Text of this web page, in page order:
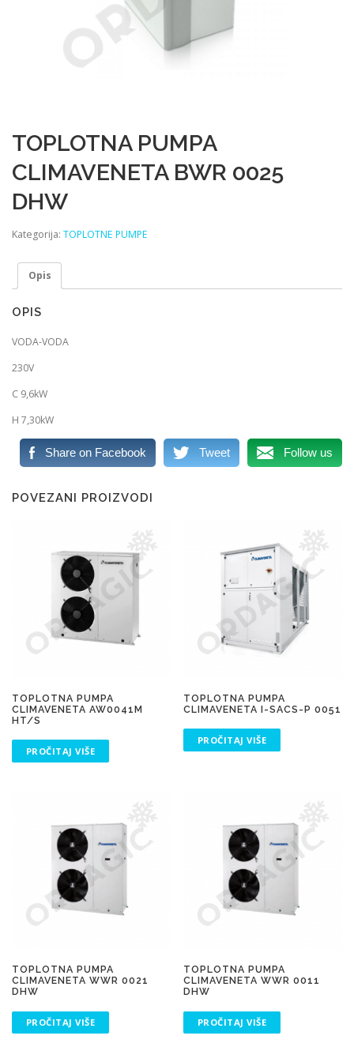
TOPLOTNA PUMPA
CLIMAVENETA BWR 0025
DHW
Kategorija: TOPLOTNE PUMPE
Opis
OPIS
VODA-VODA
230V
C 9,6kW
H 7,30kW
Share on Facebook Tweet Follow us
POVEZANI PROIZVODI
TOPLOTNA PUMPA
CLIMAVENETA AW0041M
HT/S
PROČITAJ VIŠE
TOPLOTNA PUMPA
CLIMAVENETA I-SACS-P 0051
PROČITAJ VIŠE
TOPLOTNA PUMPA
CLIMAVENETA WWR 0021
DHW
PROČITAJ VIŠE
TOPLOTNA PUMPA
CLIMAVENETA WWR 0011
DHW
PROČITAJ VIŠE